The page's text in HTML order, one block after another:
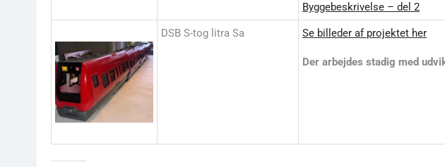
Byggebeskrivelse – del 2
DSB S-tog litra Sa Se billeder af projektet her
Der arbejdes stadig med